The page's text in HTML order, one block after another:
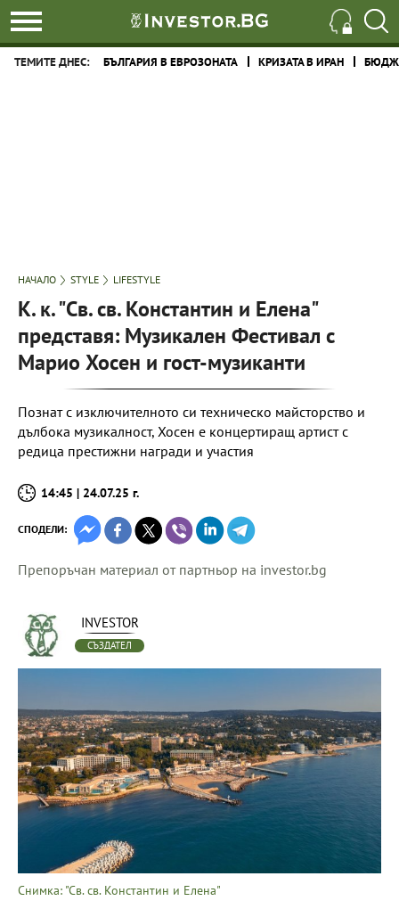
ТЕМИТЕ ДНЕС: БЪЛГАРИЯ В ЕВРОЗОНАТА КРИЗАТА В ИРАН
НАЧАЛО STYLE LIFESTYLE
К. к. "Св. св. Константин и Елена"
представя: Музикален Фестивал с
Марио Хосен и гост-музиканти
Познат с изключителното си техническо майсторство и
дълбока музикалност, Хосен е концертиращ артист с
редица престижни награди и участия
14:45 | 24.07.25 г.
СПОДЕЛИ:
Препоръчан материал от партньор на investor.bg
INVESTOR
СЪЗДАТЕЛ
Снимка: "Св. св. Константин и Елена"